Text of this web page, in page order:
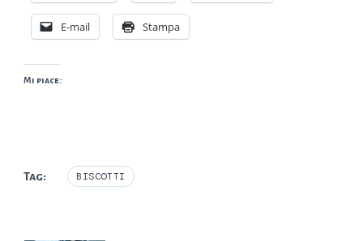
E-mail Stampa
Mi piace:
Tag: BISCOTTI